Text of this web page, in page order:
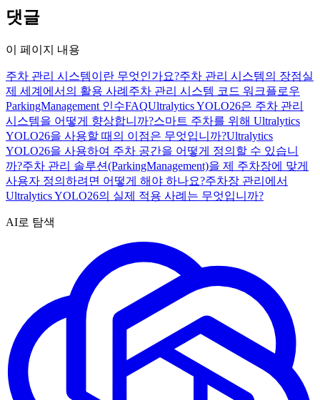
댓글
이 페이지 내용
주차 관리 시스템이란 무엇인가요?주차 관리 시스템의 장점실
제 세계에서의 활용 사례 주차 관리 시스템 코드 워크플로우
ParkingManagement 인수FAQUltralytics YOLO26은 주차 관리
시스템을 어떻게 향상합니까?스마트 주차를 위해 Ultralytics
YOLO26을 사용할 때의 이점은 무엇입니까?Ultralytics
YOLO26을 사용하여 주차 공간을 어떻게 정의할 수 있습니
까?주차 관리 솔루션(ParkingManagement)을 제 주차장에 맞게
사용자 정의하려면 어떻게 해야 하나요?주차장 관리에서
Ultralytics YOLO26의 실제 적용 사례는 무엇입니까?
AI로 탐색